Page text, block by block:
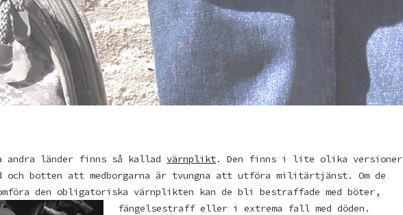
andra länder finns så kallad värnplikt. Den finns i lite olika versioner
och botten att medborgarna är tvungna att utföra militärtjänst. Om de
den obligatoriska värnplikten kan de bli bestraffade med böter,
fängelsestraff eller i extrema fall med döden.